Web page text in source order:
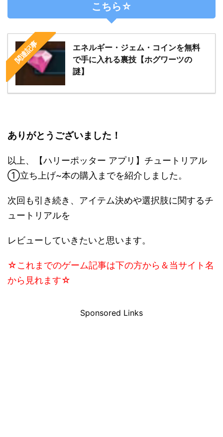
こちら☆
関連記事
エネルギー・ジェム・コインを無料
で手に入れる裏技【ホグワーツの
謎】
ありがとうございました！
以上、【ハリーポッター アプリ】チュートリアル
①立ち上げ~本の購入までを紹介しました。
次回も引き続き、アイテム決めや選択肢に関するチ
ュートリアルを
レビューしていきたいと思います。
☆これまでのゲーム記事は下の方から＆当サイト名
から見れます☆
Sponsored Links